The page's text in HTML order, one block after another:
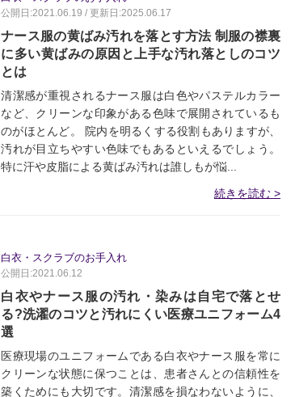
公開日:2021.06.19 / 更新日:2025.06.17
ナース服の黄ばみ汚れを落とす方法 制服の襟裏
に多い黄ばみの原因と上手な汚れ落としのコツ
とは
清潔感が重視されるナース服は白色やパステルカラー
など、クリーンな印象がある色味で展開されているも
のがほとんど。 院内を明るくする役割もありますが、
汚れが目立ちやすい色味でもあるといえるでしょう。
特に汗や皮脂による黄ばみ汚れは誰しもが悩...
続きを読む
白衣・スクラブのお手入れ
公開日:2021.06.12
白衣やナース服の汚れ・染みは自宅で落とせ
る?洗濯のコツと汚れにくい医療ユニフォーム4
選
医療現場のユニフォームである白衣やナース服を常に
クリーンな状態に保つことは、患者さんとの信頼性を
築くためにも大切です。清潔感を損なわないように、